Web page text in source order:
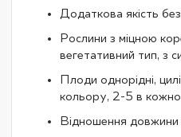
Додаткова якість без
Рослини з міцною
вегетативний тип, з
Плоди однорідні,
кольору, 2-5 в
Відношення